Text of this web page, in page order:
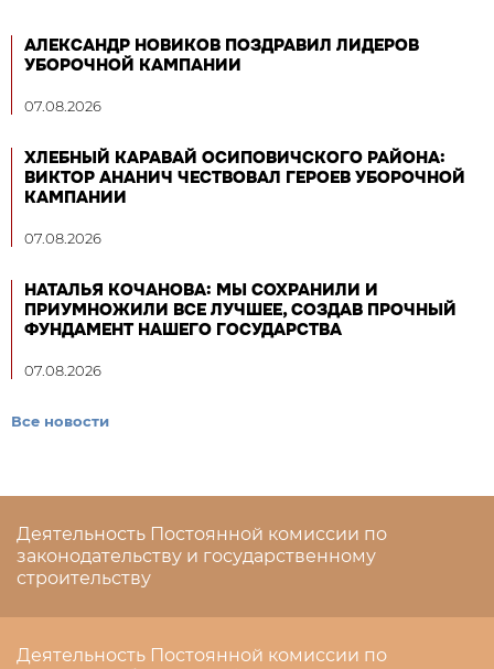
АЛЕКСАНДР НОВИКОВ ПОЗДРАВИЛ ЛИДЕРОВ
УБОРОЧНОЙ КАМПАНИИ
07.08.2026
ХЛЕБНЫЙ КАРАВАЙ ОСИПОВИЧСКОГО РАЙОНА:
ВИКТОР АНАНИЧ ЧЕСТВОВАЛ ГЕРОЕВ УБОРОЧНОЙ
КАМПАНИИ
07.08.2026
НАТАЛЬЯ КОЧАНОВА: МЫ СОХРАНИЛИ И
ПРИУМНОЖИЛИ ВСЕ ЛУЧШЕЕ, СОЗДАВ ПРОЧНЫЙ
ФУНДАМЕНТ НАШЕГО ГОСУДАРСТВА
07.08.2026
Все новости
Деятельность Постоянной комиссии по
законодательству и государственному
строительству
Деятельность Постоянной комиссии по